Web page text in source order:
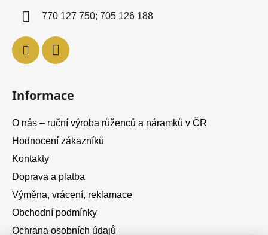
770 127 750; 705 126 188
Informace
O nás – ruční výroba růženců a náramků v ČR
Hodnocení zákazníků
Kontakty
Doprava a platba
Výměna, vrácení, reklamace
Obchodní podmínky
Ochrana osobních údajů